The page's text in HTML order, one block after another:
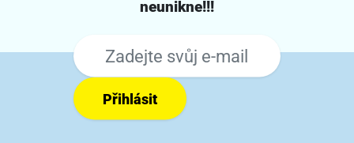
neunikne!!!
Přihlásit